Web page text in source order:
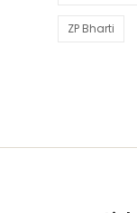
ZP Bharti